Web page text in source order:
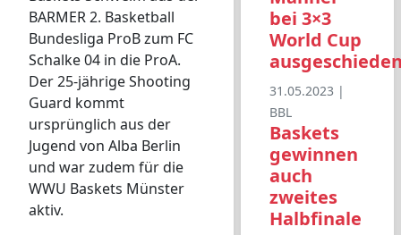
BARMER 2. Basketball
Bundesliga ProB zum FC
Schalke 04 in die ProA.
Der 25-jährige Shooting
Guard kommt
ursprünglich aus der
Jugend von Alba Berlin
und war zudem für die
WWU Baskets Münster
aktiv.
bei 3×3
World Cup
31.05.2023 |
BBL
Baskets
gewinnen
auch
zweites
Halbfinale